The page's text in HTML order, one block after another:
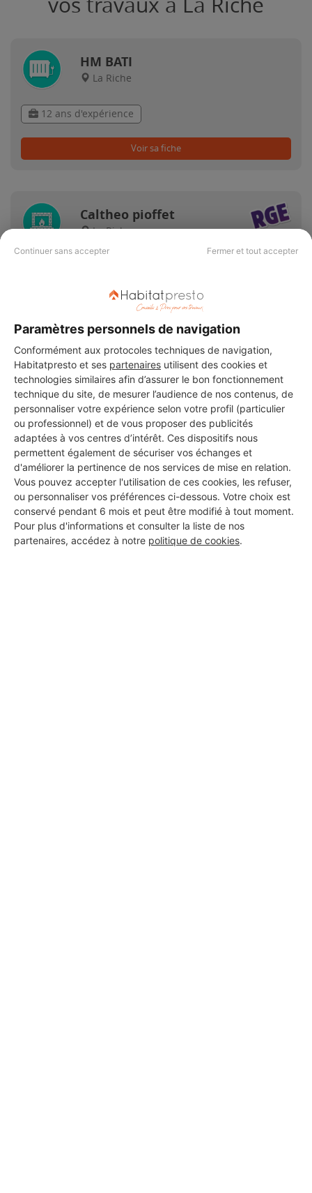
Continuer sans accepter Fermer et tout accepter
Paramètres personnels de navigation
Conformément aux protocoles techniques de navigation,
Habitatpresto et ses partenaires utilisent des cookies et
technologies similaires afin d’assurer le bon fonctionnement
technique du site, de mesurer l’audience de nos contenus, de
personnaliser votre expérience selon votre profil (particulier
ou professionnel) et de vous proposer des publicités
adaptées à vos centres d’intérêt. Ces dispositifs nous
permettent également de sécuriser vos échanges et
d'améliorer la pertinence de nos services de mise en relation.
Vous pouvez accepter l'utilisation de ces cookies, les refuser,
ou personnaliser vos préférences ci-dessous. Votre choix est
conservé pendant 6 mois et peut être modifié à tout moment.
Pour plus d'informations et consulter la liste de nos
partenaires, accédez à notre politique de cookies.
vos travaux à La Riche
HM BATI
La Riche
12 ans d'expérience
Voir sa fiche
Caltheo pioffet
La Riche
Voir sa fiche
MACONNERIE TRADITIONNELLE
RENOVATION
La Riche
24 ans d'expérience
Voir sa fiche
JLB ELECTRICITE
La Riche